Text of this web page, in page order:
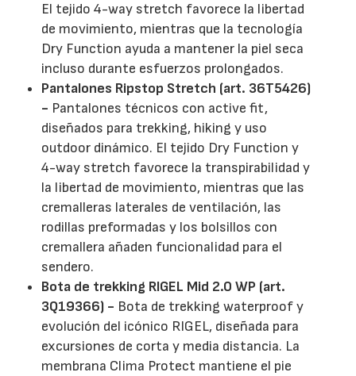
El tejido 4-way stretch favorece la libertad
de movimiento, mientras que la tecnología
Dry Function ayuda a mantener la piel seca
incluso durante esfuerzos prolongados.
Pantalones Ripstop Stretch (art. 36T5426)
- Pantalones técnicos con active fit,
diseñados para trekking, hiking y uso
outdoor dinámico. El tejido Dry Function y
4-way stretch favorece la transpirabilidad y
la libertad de movimiento, mientras que las
cremalleras laterales de ventilación, las
rodillas preformadas y los bolsillos con
cremallera añaden funcionalidad para el
sendero.
Bota de trekking RIGEL Mid 2.0 WP (art.
3Q19366) - Bota de trekking waterproof y
evolución del icónico RIGEL, diseñada para
excursiones de corta y media distancia. La
membrana Clima Protect mantiene el pie